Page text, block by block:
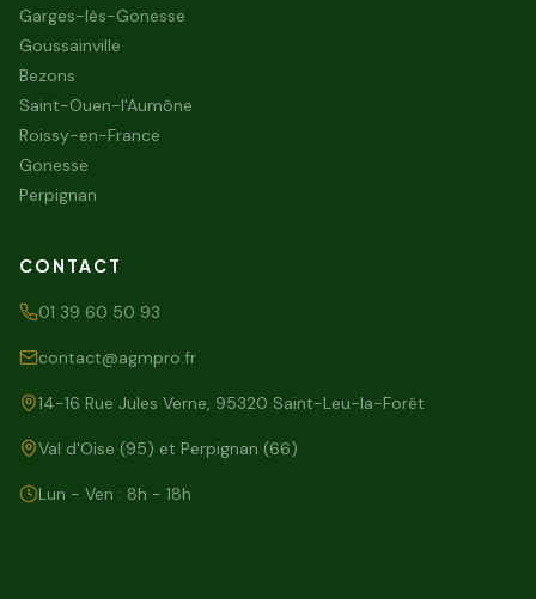
Garges-lès-Gonesse
Goussainville
Bezons
Saint-Ouen-l'Aumône
Roissy-en-France
Gonesse
Perpignan
CONTACT
01 39 60 50 93
contact@agmpro.fr
14-16 Rue Jules Verne, 95320 Saint-Leu-la-Forêt
Val d'Oise (95) et Perpignan (66)
Lun - Ven : 8h - 18h